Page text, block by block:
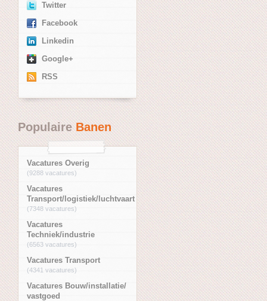
Twitter
Facebook
Linkedin
Google+
RSS
PopulaireBanen
Vacatures Overig
(9288 vacatures)
Vacatures
Transport/logistiek/luchtvaart
(7348 vacatures)
Vacatures
Techniek/industrie
(6563 vacatures)
Vacatures Transport
(4341 vacatures)
Vacatures Bouw/installatie/
vastgoed